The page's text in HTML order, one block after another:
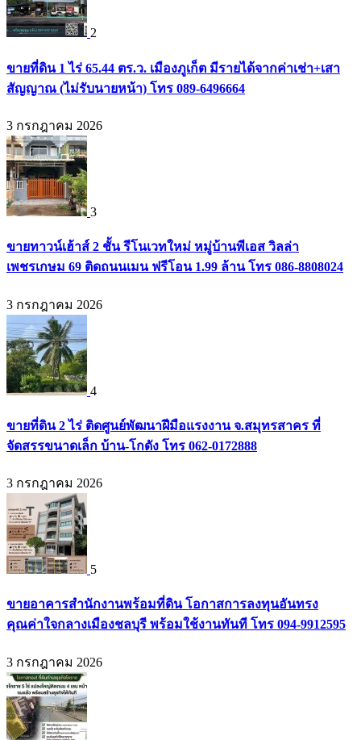
2
ขายที่ดิน 1 ไร่ 65.44 ตร.ว. เมืองภูเก็ต มีรายได้จากค่าเช่า+เสา
สัญญาณ (ไม่รับนายหน้า) โทร 089-6496664
3 กรกฎาคม 2026
3
ขายทาวน์เฮ้าส์ 2 ชั้น รีโนเวทใหม่ หมู่บ้านพีเอส วิลล่า
เพชรเกษม 69 ติดถนนเมน ฟรีโอน 1.99 ล้าน โทร 086-8808024
3 กรกฎาคม 2026
4
ขายที่ดิน 2 ไร่ ติดศูนย์พัฒนาฝีมือแรงงาน จ.สมุทรสาคร ที่
จัดสรรขนาดเล็ก บ้าน-โกดัง โทร 062-0172888
3 กรกฎาคม 2026
5
ขายอาคารสำนักงานพร้อมที่ดิน โอกาสการลงทุนอันทรง
คุณค่าใจกลางเมืองชลบุรี พร้อมใช้งานทันที โทร 094-9912595
3 กรกฎาคม 2026